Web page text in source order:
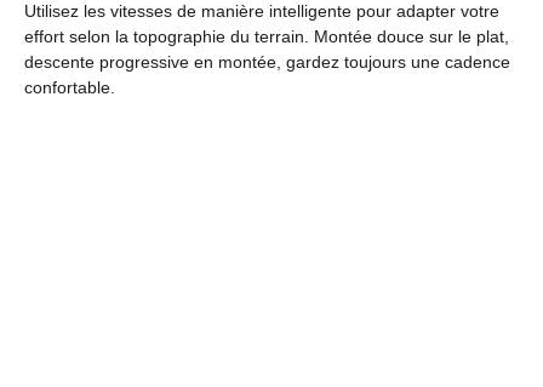
Utilisez les vitesses de manière intelligente pour adapter votre
effort selon la topographie du terrain. Montée douce sur le plat,
descente progressive en montée, gardez toujours une cadence
confortable.